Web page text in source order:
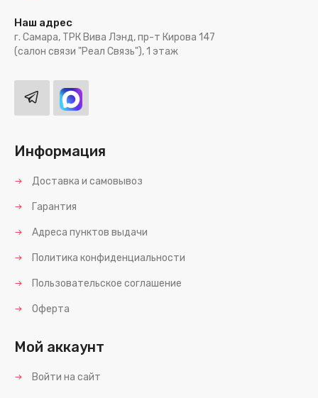
Наш адрес
г. Самара, ТРК Вива Лэнд, пр-т Кирова 147
(салон связи "Реал Связь"), 1 этаж
Информация
Доставка и самовывоз
Гарантия
Адреса пунктов выдачи
Политика конфиденциальности
Пользовательское соглашение
Оферта
Мой аккаунт
Войти на сайт